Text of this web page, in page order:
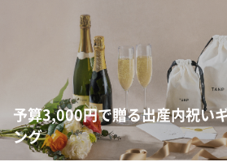
予算3,000円で贈る出産内祝い
ング